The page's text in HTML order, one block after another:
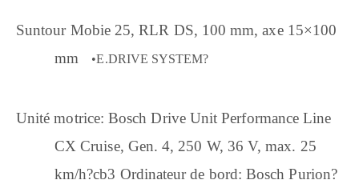
Suntour Mobie 25, RLR DS, 100 mm, axe 15×100
mm •E.DRIVE SYSTEM?
Unité motrice: Bosch Drive Unit Performance Line
CX Cruise, Gen. 4, 250 W, 36 V, max. 25
km/h?cb3 Ordinateur de bord: Bosch Purion?